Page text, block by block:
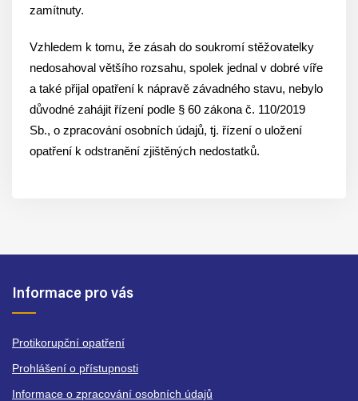
zamítnuty.
Vzhledem k tomu, že zásah do soukromí stěžovatelky
nedosahoval většího rozsahu, spolek jednal v dobré víře
a také přijal opatření k nápravě závadného stavu, nebylo
důvodné zahájit řízení podle § 60 zákona č. 110/2019
Sb., o zpracování osobních údajů, tj. řízení o uložení
opatření k odstranění zjištěných nedostatků.
Informace pro vás
Protikorupční opatření
Prohlášení o přístupnosti
Informace o zpracování osobních údajů